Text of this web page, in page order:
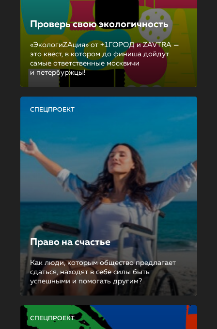
Проверь свою экологичность
«ЭкологиZAция» от +1ГОРОД и ZAVTRA —
это квест, в котором до финиша дойдут
самые ответственные москвичи
и петербуржцы!
СПЕЦПРОЕКТ
Право на счастье
Как люди, которым общество предлагает
сдаться, находят в себе силы быть
успешными и помогать другим?
СПЕЦПРОЕКТ